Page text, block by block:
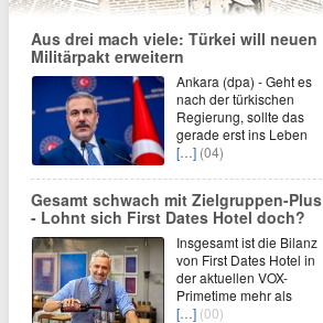
Aus drei mach viele: Türkei will neuen
Militärpakt erweitern
Ankara (dpa) - Geht es
nach der türkischen
Regierung, sollte das
gerade erst ins Leben
[…] (04)
Gesamt schwach mit Zielgruppen-Plus
- Lohnt sich First Dates Hotel doch?
Insgesamt ist die Bilanz
von First Dates Hotel in
der aktuellen VOX-
Primetime mehr als
[…] (00)